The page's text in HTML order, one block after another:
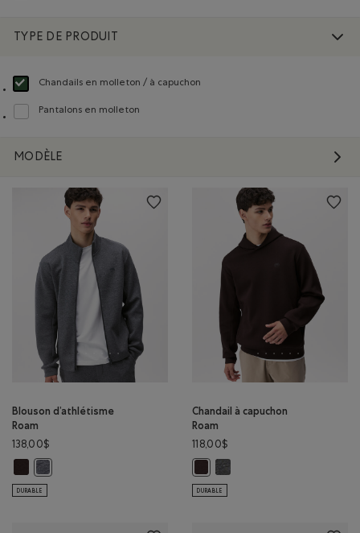
TYPE DE PRODUIT
Chandails en molleton / à capuchon
Choisir Classé selon Type de produit : Chandails en molleton / à
Pantalons en molleton
Classer selon Type de produit : Pantalons en molleton(Sweatpants)
MODÈLE
Blouson d’athlétisme
Roam
138,00$
Blouson d’athlétisme Roam: CAFÉ NOIR Couleur
Blouson d’athlétisme Roam: GRIS CHINÉ FONCÉ Couleur
DURABLE
Chandail à capuchon
Roam
118,00$
Chandail à capuchon Roam: CAFÉ
Chandail à capuchon Roam:
DURABLE